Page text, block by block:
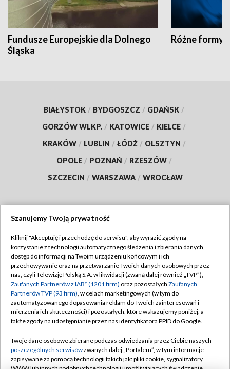
Fundusze Europejskie dla Dolnego
Śląska
Różne formy
BIAŁYSTOK / BYDGOSZCZ / GDAŃSK /
GORZÓW WLKP. / KATOWICE / KIELCE /
KRAKÓW / LUBLIN / ŁÓDŹ / OLSZTYN /
OPOLE / POZNAŃ / RZESZÓW /
SZCZECIN / WARSZAWA / WROCŁAW
TVP
Abonament TVP
Emisja w TVP
Centrum informacji TVP
Naziemna Telewizja Cyfrowa
Rada Programowa
System NOS
Regulamin TVP
Polityka prywatności
Moje zgody
Pomoc
Kontakt
Szanujemy Twoją prywatność
Kliknij "Akceptuję i przechodzę do serwisu", aby wyrazić zgody na
korzystanie z technologii automatycznego śledzenia i zbierania danych,
dostęp do informacji na Twoim urządzeniu końcowym i ich
przechowywanie oraz na przetwarzanie Twoich danych osobowych przez
nas, czyli Telewizję Polską S.A. w likwidacji (zwaną dalej również „TVP”),
Zaufanych Partnerów z IAB* (1201 firm) oraz pozostałych Zaufanych
Partnerów TVP (93 firm), w celach marketingowych (w tym do
zautomatyzowanego dopasowania reklam do Twoich zainteresowań i
mierzenia ich skuteczności) i pozostałych, które wskazujemy poniżej, a
także zgody na udostępnianie przez nas identyfikatora PPID do Google.
Twoje dane osobowe zbierane podczas odwiedzania przez Ciebie naszych
poszczególnych serwisówzwanych dalej „Portalem”, w tym informacje
zapisywane za pomocą technologii takich jak: pliki cookie, sygnalizatory